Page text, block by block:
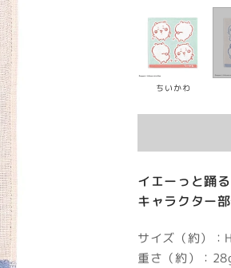
価
格
ちいかわ
イエーっと踊
キャラクター
サイズ（約）：
重さ（約）：